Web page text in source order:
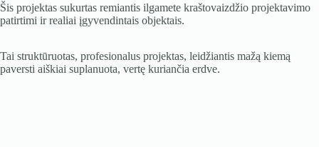
Šis projektas sukurtas remiantis ilgamete kraštovaizdžio projektavimo
patirtimi ir realiai įgyvendintais objektais.
Tai struktūruotas, profesionalus projektas, leidžiantis mažą kiemą
paversti aiškiai suplanuota, vertę kuriančia erdve.